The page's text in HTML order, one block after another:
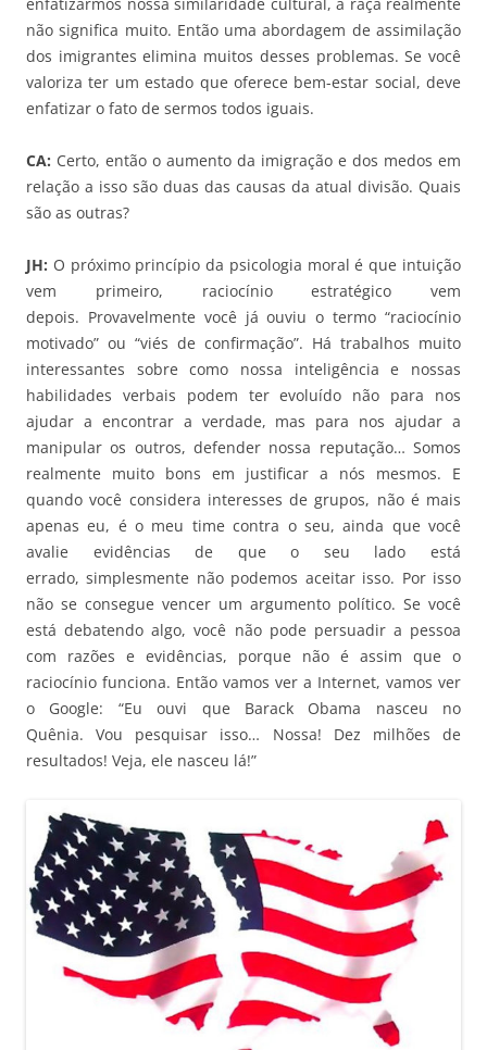
não significa muito. Então uma abordagem de assimilação
dos imigrantes elimina muitos desses problemas. Se você
valoriza ter um estado que oferece bem-estar social, deve
enfatizar o fato de sermos todos iguais.
CA: Certo, então o aumento da imigração e dos medos em
relação a isso são duas das causas da atual divisão. Quais
são as outras?
JH: O próximo princípio da psicologia moral é que intuição
vem primeiro, raciocínio estratégico vem
depois. Provavelmente você já ouviu o termo “raciocínio
motivado” ou “viés de confirmação”. Há trabalhos muito
interessantes sobre como nossa inteligência e nossas
habilidades verbais podem ter evoluído não para nos
ajudar a encontrar a verdade, mas para nos ajudar a
manipular os outros, defender nossa reputação… Somos
realmente muito bons em justificar a nós mesmos. E
quando você considera interesses de grupos, não é mais
apenas eu, é o meu time contra o seu, ainda que você
avalie evidências de que o seu lado está
errado, simplesmente não podemos aceitar isso. Por isso
não se consegue vencer um argumento político. Se você
está debatendo algo, você não pode persuadir a pessoa
com razões e evidências, porque não é assim que o
raciocínio funciona. Então vamos ver a Internet, vamos ver
o Google: “Eu ouvi que Barack Obama nasceu no
Quênia. Vou pesquisar isso… Nossa! Dez milhões de
resultados! Veja, ele nasceu lá!”